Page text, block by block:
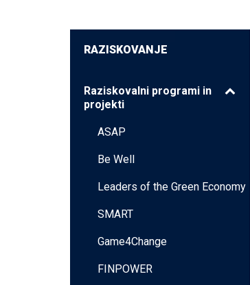
RAZISKOVANJE
Raziskovalni programi in
projekti
ASAP
Be Well
Leaders of the Green Economy
SMART
Game4Change
FINPOWER